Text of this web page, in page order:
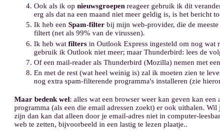
Ook als ik opnieuwsgroepen reageer gebruik ik dit
erg als dat na een maand niet meer geldig is, is het bericht
Ik heb eenSpam-filter bij mijn web-provider, die de
filtert (net als 99% van de virussen).
Ik heb watfilters in Outlook Express ingesteld om nog
gebruik ik Outlook niet meer; maar Thunderbird: lees de
Of een mail-reader als Thunderbird (Mozilla) nemen met
En met de rest (wat heel weinig is) zal ik moeten zien te
nog extra spam-filterende programma's installeren (zie
Maar bedenk wel: alles wat een browser weer kan geven kan een
programma (als een die email adressen zoekt) er ook uithalen.
zijn dan kan dat alleen door je email-adres niet in computer-
web te zetten, bijvoorbeeld in een lastig te lezen plaatje..